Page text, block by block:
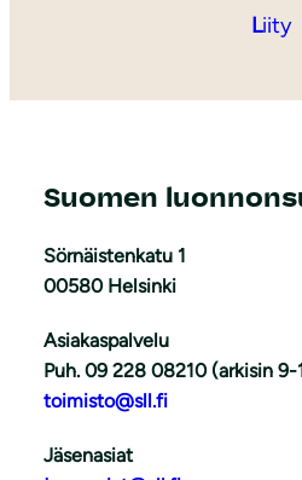
Liity
Suomen
Sörnäistenkatu 1
00580 Helsinki
Asiakaspalvelu
Puh. 09 228 08210 (arkisin 9-
toimisto@sll.fi
Jäsenasiat